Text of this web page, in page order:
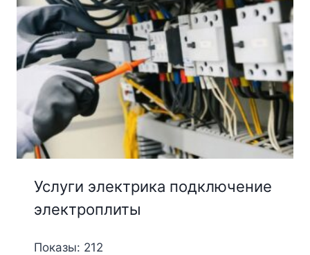
Услуги электрика подключение
электроплиты
Показы: 212